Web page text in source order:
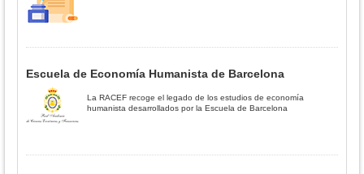
Escuela de Economía Humanista de Barcelona
La RACEF recoge el legado de los estudios de economía
humanista desarrollados por la Escuela de Barcelona